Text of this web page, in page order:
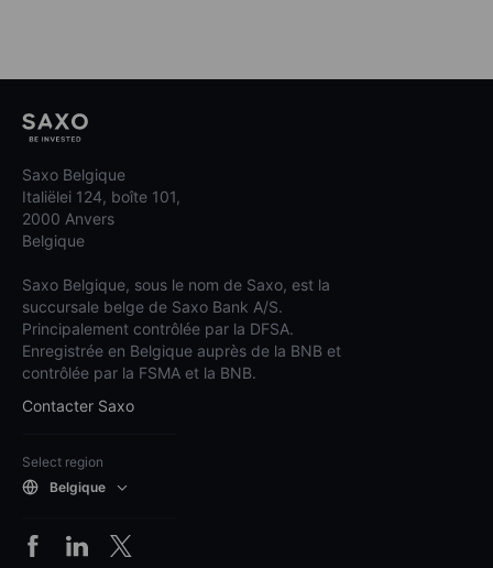
Saxo Belgique
Italiëlei 124, boîte 101,
2000 Anvers
Belgique
Saxo Belgique, sous le nom de Saxo, est la
succursale belge de Saxo Bank A/S.
Principalement contrôlée par la DFSA.
Enregistrée en Belgique auprès de la BNB et
contrôlée par la FSMA et la BNB.
Contacter Saxo
Select region
Belgique